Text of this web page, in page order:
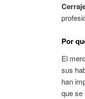
Por
El
sus
han
que se